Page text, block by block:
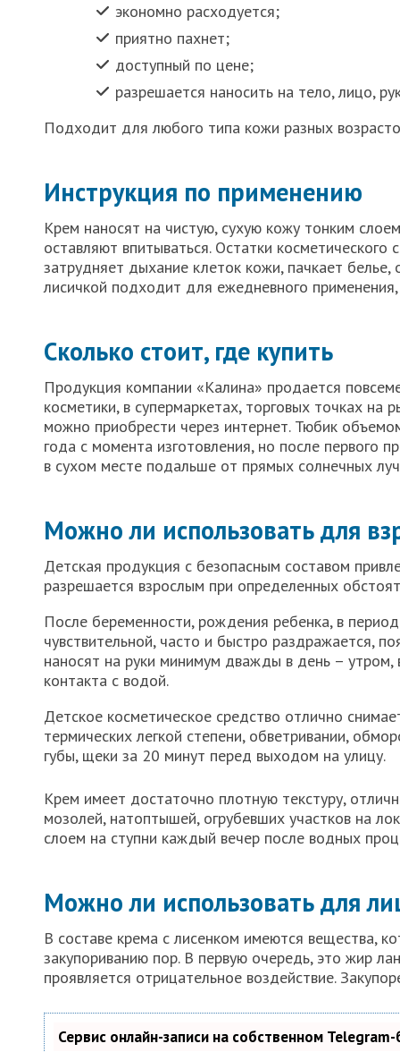
экономно расходуется;
приятно пахнет;
доступный по цене;
разрешается наносить на тело, лицо,
Подходит для любого типа кожи разных
Инструкция по применению
Крем наносят на чистую, сухую кожу тонким
оставляют впитываться. Остатки
затрудняет дыхание клеток кожи, пачкает
лисичкой подходит для ежедневного применения,
Сколько стоит, где купить
Продукция компании «Калина» продается
косметики, в супермаркетах, торговых точках на
можно приобрести через интернет. Тюбик
года с момента изготовления, но после первого
в сухом месте подальше от прямых солнечных
Можно ли использовать для
Детская продукция с безопасным составом
разрешается взрослым при определенных
После беременности, рождения ребенка, в
чувствительной, часто и быстро раздражается,
наносят на руки минимум дважды в день –
контакта с водой.
Детское косметическое средство отлично
термических легкой степени, обветривании,
губы, щеки за 20 минут перед выходом на улицу.
Крем имеет достаточно плотную текстуру,
мозолей, натоптышей, огрубевших участков на
слоем на ступни каждый вечер после водных
Можно ли использовать для
В составе крема с лисенком имеются вещества,
закупориванию пор. В первую очередь, это жир
проявляется отрицательное воздействие.
Сервис онлайн-записи на собственном